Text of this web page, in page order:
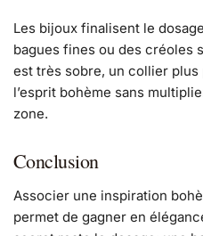
Les bijoux finalisent le
bagues fines ou des créoles
est très sobre, un collier
l’esprit bohème sans
zone.
Conclusion
Associer une inspiration
permet de gagner en